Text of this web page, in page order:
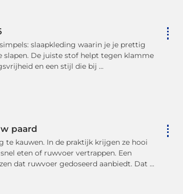
slaapkleding waarin je je prettig
De juiste stof helpt tegen klamme
en een stijl die bij ...
paard
te kauwen. In de praktijk krijgen ze hooi
eten of ruwvoer vertrappen. Een
dat ruwvoer gedoseerd aanbiedt. Dat ...